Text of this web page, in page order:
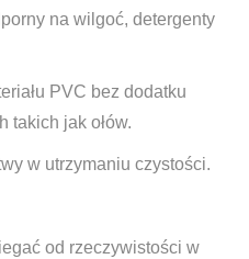
na wilgoć, detergenty
PVC bez dodatku
takich jak ołów.
w utrzymaniu czystości.
od rzeczywistości w